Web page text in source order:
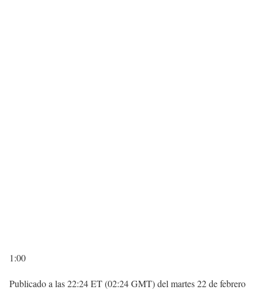
1:00
Publicado a las 22:24 ET (02:24 GMT) del martes 22 de febrero